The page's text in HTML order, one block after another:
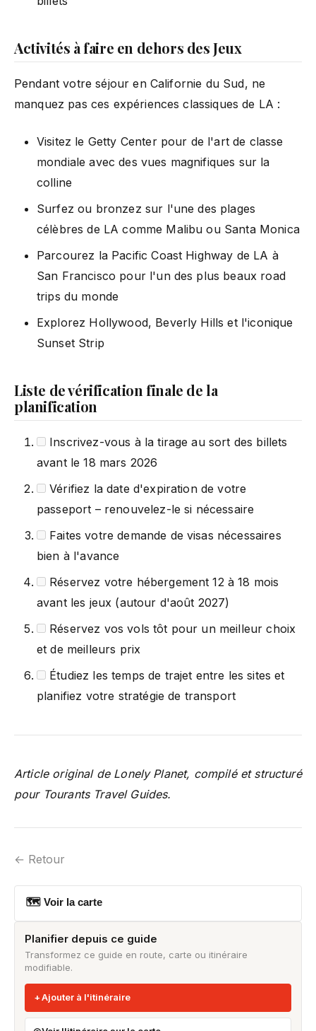
Activités à faire en dehors des Jeux
Pendant votre séjour en Californie du Sud, ne
manquez pas ces expériences classiques de LA :
Visitez le Getty Center pour de l'art de classe
mondiale avec des vues magnifiques sur la
colline
Surfez ou bronzez sur l'une des plages
célèbres de LA comme Malibu ou Santa Monica
Parcourez la Pacific Coast Highway de LA à
San Francisco pour l'un des plus beaux road
trips du monde
Explorez Hollywood, Beverly Hills et l'iconique
Sunset Strip
Liste de vérification finale de la
planification
Inscrivez-vous à la tirage au sort des billets
avant le 18 mars 2026
Vérifiez la date d'expiration de votre
passeport – renouvelez-le si nécessaire
Faites votre demande de visas nécessaires
bien à l'avance
Réservez votre hébergement 12 à 18 mois
avant les jeux (autour d'août 2027)
Réservez vos vols tôt pour un meilleur choix
et de meilleurs prix
Étudiez les temps de trajet entre les sites et
planifiez votre stratégie de transport
Article original de Lonely Planet, compilé et structuré
pour Tourants Travel Guides.
← Retour
🗺 Voir la carte
Planifier depuis ce guide
Transformez ce guide en route, carte ou itinéraire
modifiable.
Ajouter à l'itinéraire